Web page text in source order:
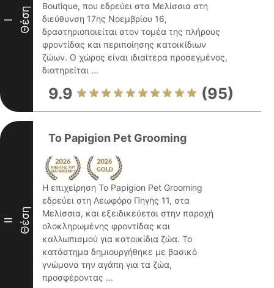
I Θέση
Boutique, που εδρεύει στα Μελίσσια στη
διεύθυνση 17ης Νοεμβρίου 16,
δραστηριοποιείται στον τομέα της πλήρους
φροντίδας και περιποίησης κατοικίδιων
ζώων. Ο χώρος είναι ιδιαίτερα προσεγμένος,
διατηρείται ...
9.9 (95)
II Θέση
To Papigion Pet Grooming
Η επιχείρηση To Papigion Pet Grooming
εδρεύει στη Λεωφόρο Πηγής 11, στα
Μελίσσια, και εξειδικεύεται στην παροχή
ολοκληρωμένης φροντίδας και
καλλωπισμού για κατοικίδια ζώα. Το
κατάστημα δημιουργήθηκε με βασικό
γνώμονα την αγάπη για τα ζώα,
προσφέροντας ...